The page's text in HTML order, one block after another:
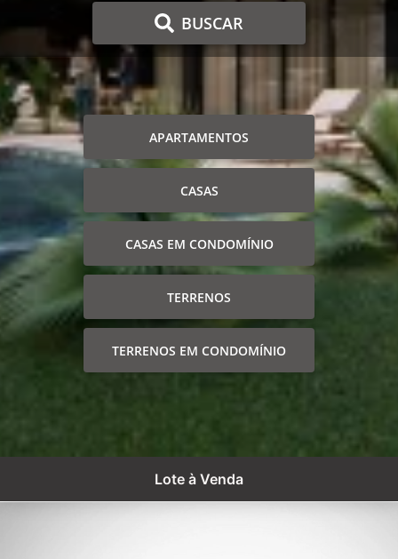
BUSCAR
APARTAMENTOS
CASAS
CASAS EM CONDOMÍNIO
TERRENOS
TERRENOS EM CONDOMÍNIO
Lote à Venda